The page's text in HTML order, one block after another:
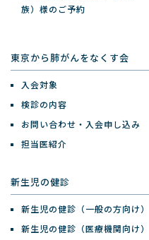
族）様のご予約
東京から肺がんをなくす会
入会対象
検診の内容
お問い合わせ・入会申し込み
担当医紹介
新生児の健診
新生児の健診（一般の方向け）
新生児の健診（医療機関向け）